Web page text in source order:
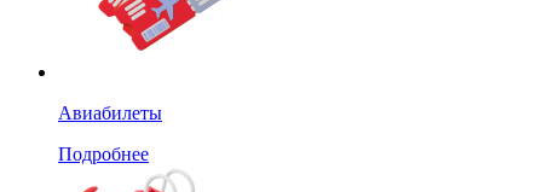
Авиабилеты
Подробнее